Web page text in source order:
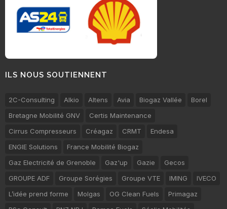
ILS NOUS SOUTIENNENT
2C-Consulting Alkio Altens Avia Biogaz Vallée
Borel
Bretagne Mobilité GNV
Certis Maintenance
Cirrus Compresseurs
Créagaz CRMT
Endesa
ENGIE Solutions
France Mobilité Biogaz
Gaz Electricité de Grenoble
Gaz'up Gazie
Gecos
GROUPE ADF
Groupe Sorégies Groupe VTE IMING
IVECO
L’idée prend forme
Molgas OG Clean Fuels
Primagaz